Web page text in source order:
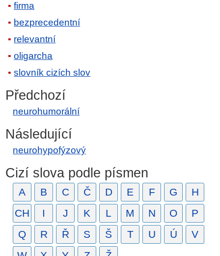
firma
bezprecedentní
relevantní
oligarcha
slovník cizích slov
Předchozí
neurohumorální
Následující
neurohypofýzový
Cizí slova podle písmen
A B C Č D E F G
H
CH
I J K L M N O
P
Q
R Ř S Š T U Ú
V